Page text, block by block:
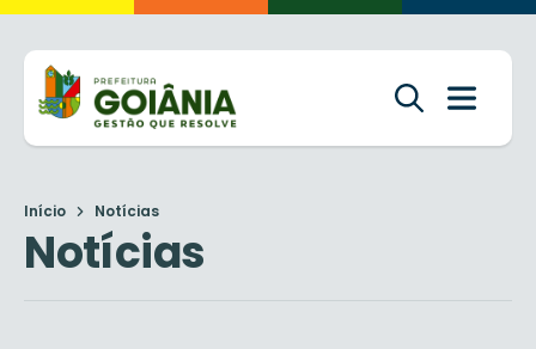
Início Notícias
Notícias